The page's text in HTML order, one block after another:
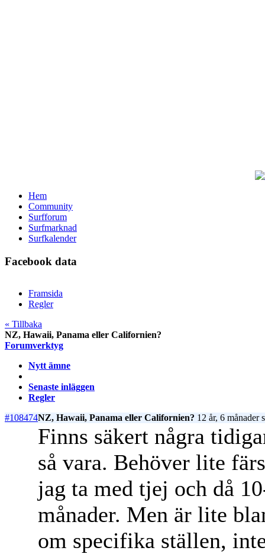
Hem
Community
Surfforum
Surfmarknad
Surfkalender
Facebook data
Framsida
Regler
« Tillbaka
NZ, Hawaii, Panama eller Californien?
Forumverktyg
Nytt ämne
Senaste inläggen
Regler
#108474NZ, Hawaii, Panama eller Californien? 12 år, 6 månader
Finns säkert några
så vara. Behöver lite
jag ta med tjej och då
månader. Men är lite
om specifika ställen,